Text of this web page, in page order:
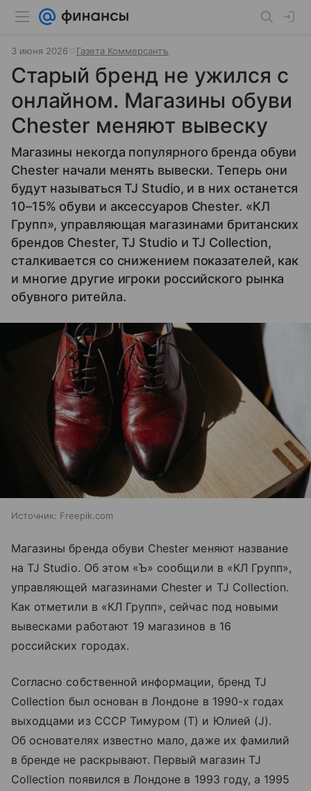
3 июня 2026 Газета Коммерсантъ
Старый бренд не ужился с
онлайном. Магазины обуви
Chester меняют вывеску
Магазины некогда популярного бренда обуви
Chester начали менять вывески. Теперь они
будут называться TJ Studio, и в них останется
10–15% обуви и аксессуаров Chester. «КЛ
Групп», управляющая магазинами британских
брендов Chester, TJ Studio и TJ Collection,
сталкивается со снижением показателей, как
и многие другие игроки российского рынка
обувного ритейла.
Источник: Freepik.com
Магазины бренда обуви Chester меняют название
на TJ Studio. Об этом «Ъ» сообщили в «КЛ Групп»,
управляющей магазинами Chester и TJ Collection.
Как отметили в «КЛ Групп», сейчас под новыми
вывесками работают 19 магазинов в 16
российских городах.
Согласно собственной информации, бренд TJ
Collection был основан в Лондоне в 1990-х годах
выходцами из СССР Тимуром (T) и Юлией (J).
Об основателях известно мало, даже их фамилий
в бренде не раскрывают. Первый магазин TJ
Collection появился в Лондоне в 1993 году, а 1995